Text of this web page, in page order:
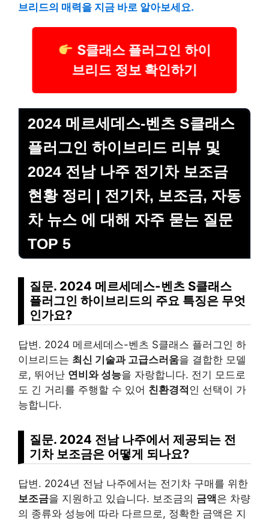
브리드의 매력을 지금 바로 알아보세요.
S클래스 플러그인 하이
브리드 정보 확인하기
2024 메르세데스-벤츠 S클래스
플러그인 하이브리드 리뷰 및
2024 전남 나주 전기차 보조금
현황 정리 | 전기차, 보조금, 자동
차 뉴스 에 대해 자주 묻는 질문
TOP 5
질문. 2024 메르세데스-벤츠 S클래스
플러그인 하이브리드의 주요 특징은 무엇
인가요?
답변. 2024 메르세데스-벤츠 S클래스 플러그인 하
이브리드는 최신 기술과 고급스러움을 결합한 모델
로, 뛰어난 연비와 성능을 자랑합니다. 전기 모드로
도 긴 거리를 주행할 수 있어 친환경적 인 선택이 가
능합니다.
질문. 2024 전남 나주에서 제공되는 전
기차 보조금은 어떻게 되나요?
답변. 2024년 전남 나주에서는 전기차 구매를 위한
보조금을 지원하고 있습니다. 보조금의 금액은 차량
의 종류와 성능에 따라 다르므로, 정확한 금액은 지